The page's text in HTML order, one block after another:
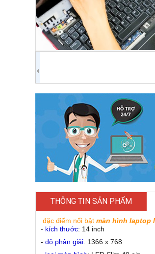
THÔNG TIN SẢN PHẨM
đặc điểm nổi bật màn hình laptop
- kích thước: 14 inch
- độ phân giải: 1366 x 768